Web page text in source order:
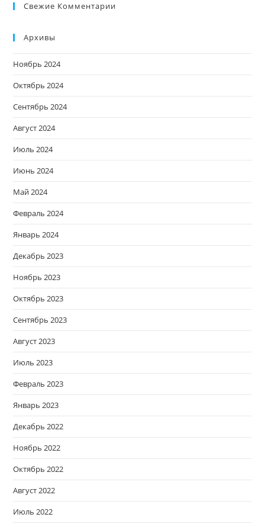
Свежие Комментарии
Архивы
Ноябрь 2024
Октябрь 2024
Сентябрь 2024
Август 2024
Июль 2024
Июнь 2024
Май 2024
Февраль 2024
Январь 2024
Декабрь 2023
Ноябрь 2023
Октябрь 2023
Сентябрь 2023
Август 2023
Июль 2023
Февраль 2023
Январь 2023
Декабрь 2022
Ноябрь 2022
Октябрь 2022
Август 2022
Июль 2022